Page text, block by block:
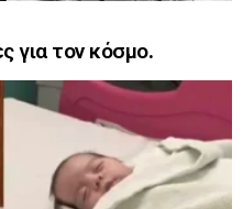
για τον κόσμο.